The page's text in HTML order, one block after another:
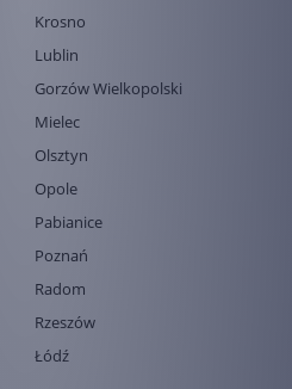
Krosno
Lublin
Gorzów Wielkopolski
Mielec
Olsztyn
Opole
Pabianice
Poznań
Radom
Rzeszów
Łódź